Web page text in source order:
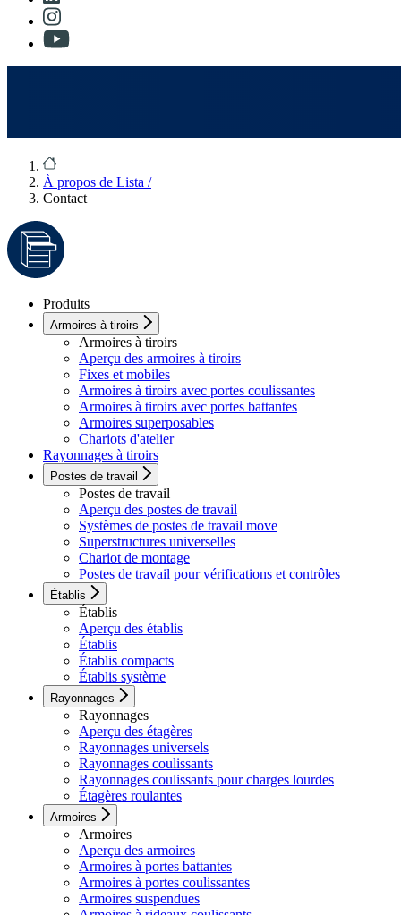
À propos de Lista /
Contact
Produits
Armoires à tiroirs
Armoires à tiroirs
Aperçu des armoires à tiroirs
Fixes et mobiles
Armoires à tiroirs avec portes coulissantes
Armoires à tiroirs avec portes battantes
Armoires superposables
Chariots d'atelier
Rayonnages à tiroirs
Postes de travail
Postes de travail
Aperçu des postes de travail
Systèmes de postes de travail move
Superstructures universelles
Chariot de montage
Postes de travail pour vérifications et contrôles
Établis
Établis
Aperçu des établis
Établis
Établis compacts
Établis système
Rayonnages
Rayonnages
Aperçu des étagères
Rayonnages universels
Rayonnages coulissants
Rayonnages coulissants pour charges lourdes
Étagères roulantes
Armoires
Armoires
Aperçu des armoires
Armoires à portes battantes
Armoires à portes coulissantes
Armoires suspendues